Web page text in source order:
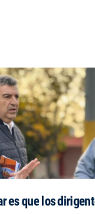
es que los